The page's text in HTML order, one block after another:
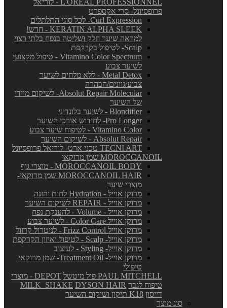
L'OREAL PROFESSIONNEL - לוריאל
פרופסיונל- סרי אקספרט
Curl Expression- לכל סוגי התלתלים
KERATIN ALPHA SLEEK - חדש!
למראה שיער חלק ושליטה בנפח בלתי רצוי
Scalp- לטיפול בקרקפת
Vitamino Color Spectrum - טיפול מקצועי
לשיער צבוע
Metal Detox - ללא מלחים לשיער
צבוע/גוונים/הבהרה
Absolut Repair Molecular- לשיקום מיידי
של השיער
Blondifier - לשיער בלונדיני
Pro Longer- לחידוש אורכי השיער
Vitamino Color - לטיפוח שיער צבוע
Absolut Repair - לשיקום השיער
TECNI ART טכני ארט- לוריאל פרופסיונל
MOROCCANOIL שמן מרוקאי
MOROCCANOIL BODY - מוצרי גוף
MOROCCANOIL HAIR שמן מרוקאי-
מוצרי שיער
מרוקן אוייל - Hydration לחות והזנה
מרוקן אוייל - REPAIR לשיקום השיער
מרוקן אוייל - Volume - להענקת נפח
מרוקן אוייל Color Care - לשיער צבוע
מרוקן אוייל Frizz Control - לניטרול קרזול
מרוקן אוייל- Scalp - לטיפול ואיזון הקרקפת
מרוקן אוייל- Styling - לעיצוב
מרוקן אוייל- Treatment Oil- שמן מרוקאי
טיפולי
PAUL MITCHELL פול מיטשל
DEPOT - מוצרי
טיפוח לגבר
MILK_SHAKE DYSON HAIR
דייסון K18 תיקון ושיקום השיער
סוג מוצר